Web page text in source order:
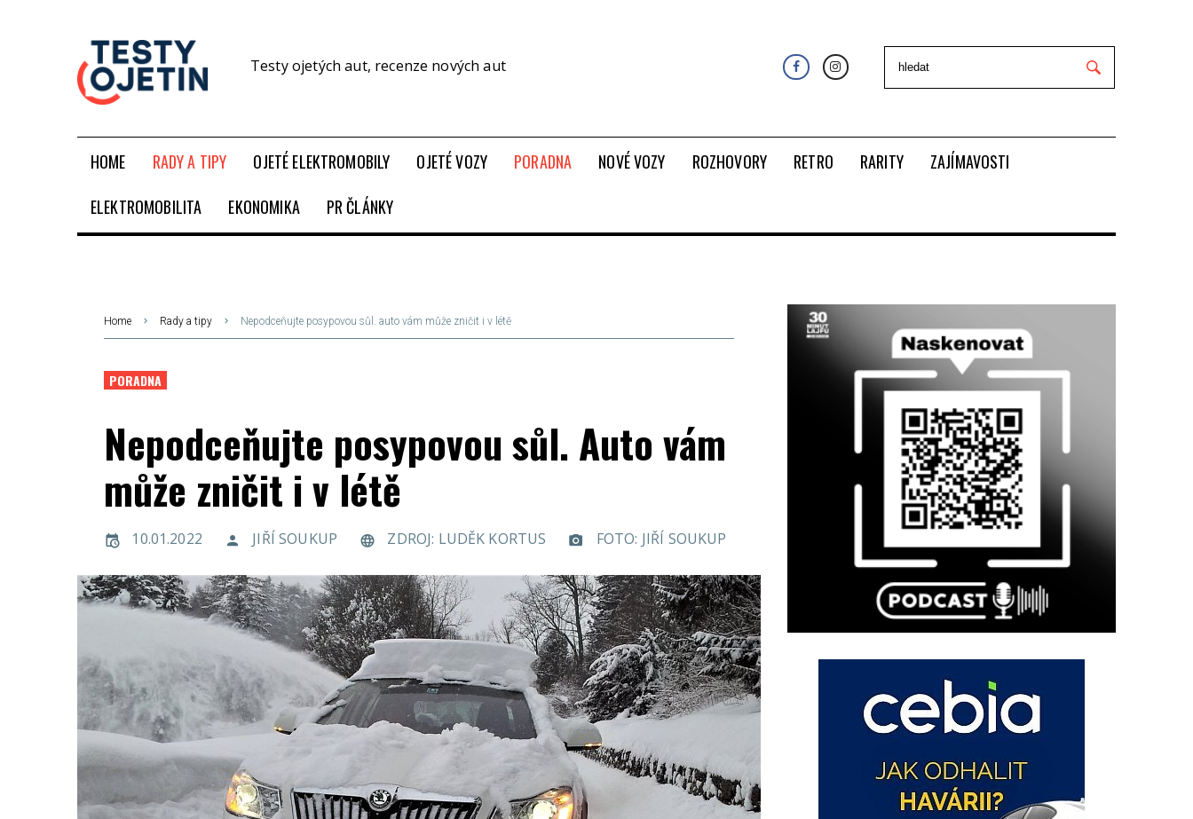
Testy ojetých aut, recenze nových aut
HOME RADY A TIPY OJETÉ ELEKTROMOBILY OJETÉ VOZY PORADNA NOVÉ VOZY ROZHOVORY RETRO RARITY
ZAJÍMAVOSTI
ELEKTROMOBILITA
EKONOMIKA PR ČLÁNKY
Home Rady a tipy Nepodceňujte posypovou sůl. auto vám může zničit i v létě
PORADNA
Nepodceňujte posypovou sůl. Auto vám
může zničit i v létě
10.01.2022 JIŘÍ SOUKUP ZDROJ: LUDĚK KORTUS FOTO: JIŘÍ SOUKUP